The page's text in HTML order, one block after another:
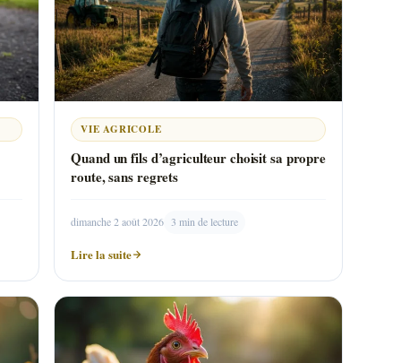
VIE AGRICOLE
Quand un fils d’agriculteur choisit sa propre
route, sans regrets
dimanche 2 août 2026 3 min de lecture
Lire la suite